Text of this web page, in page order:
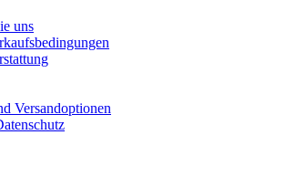
uns
Versandoptionen